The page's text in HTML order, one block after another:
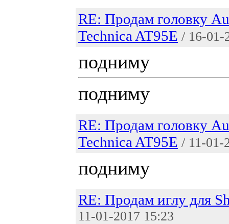
RE: Продам головку
Technica AT95E / 16-01-
подниму
подниму
RE: Продам головку
Technica AT95E / 11-01-
подниму
RE: Продам иглу для
11-01-2017 15:23